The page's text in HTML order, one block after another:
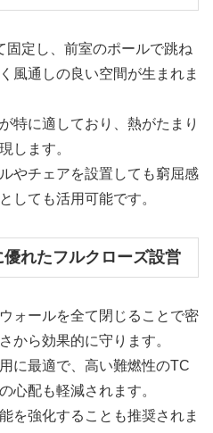
固定し、前室のポールで跳ね
風通しの良い空間が生まれま
特に適しており、熱がたまり
します。
やチェアを設置しても窮屈感
しても活用可能です。
れたフルクローズ設営
ォールを全て閉じることで密
から効果的に守ります。
に最適で、高い難燃性のTC
心配も軽減されます。
を強化することも推奨されま